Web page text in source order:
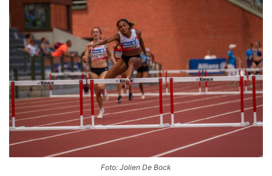
Foto: Jolien De Bock